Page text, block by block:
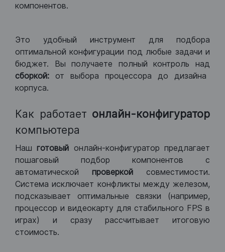
компонентов.
Это удобный инструмент для подбора
оптимальной конфигурации под любые задачи и
бюджет. Вы получаете полный контроль над
сборкой: от выбора процессора до дизайна
корпуса.
Как работает онлайн-конфигуратор
компьютера
Нашготовый онлайн-конфигуратор предлагает
пошаговый подбор компонентов с
автоматической проверкой совместимости.
Система исключает конфликты между железом,
подсказывает оптимальные связки (например,
процессор и видеокарту для стабильного FPS в
играх) и сразу рассчитывает итоговую
стоимость.